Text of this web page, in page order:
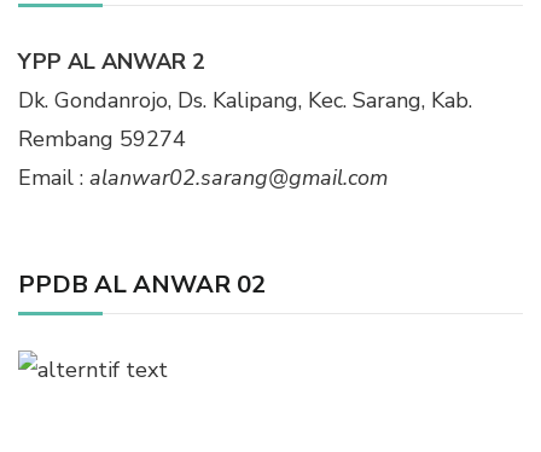
YPP AL ANWAR 2
Dk. Gondanrojo, Ds. Kalipang, Kec. Sarang, Kab.
Rembang 59274
Email : alanwar02.sarang@gmail.com
PPDB AL ANWAR 02